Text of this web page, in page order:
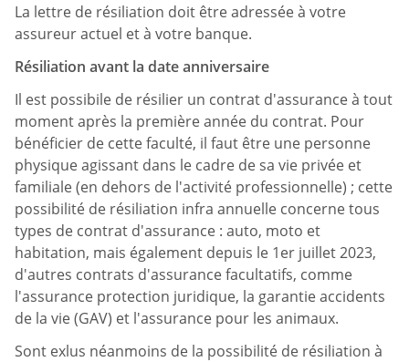
La lettre de résiliation doit être adressée à votre
assureur actuel et à votre banque.
Résiliation avant la date anniversaire
Il est possibile de résilier un contrat d'assurance à tout
moment après la première année du contrat. Pour
bénéficier de cette faculté, il faut être une personne
physique agissant dans le cadre de sa vie privée et
familiale (en dehors de l'activité professionnelle) ; cette
possibilité de résiliation infra annuelle concerne tous
types de contrat d'assurance : auto, moto et
habitation, mais également depuis le 1er juillet 2023,
d'autres contrats d'assurance facultatifs, comme
l'assurance protection juridique, la garantie accidents
de la vie (GAV) et l'assurance pour les animaux.
Sont exlus néanmoins de la possibilité de résiliation à